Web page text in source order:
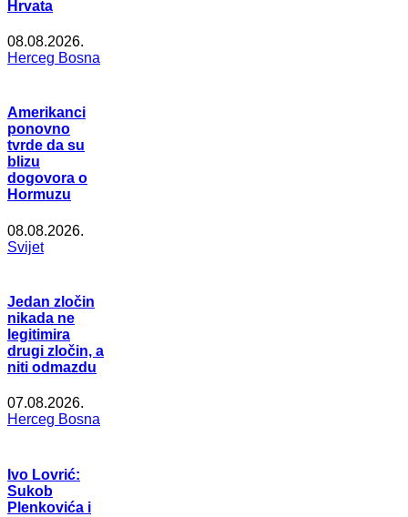
Hrvata
08.08.2026.
Herceg Bosna
Amerikanci
ponovno
tvrde da su
blizu
dogovora o
Hormuzu
08.08.2026.
Svijet
Jedan zločin
nikada ne
legitimira
drugi zločin, a
niti odmazdu
07.08.2026.
Herceg Bosna
Ivo Lovrić:
Sukob
Plenkovića i